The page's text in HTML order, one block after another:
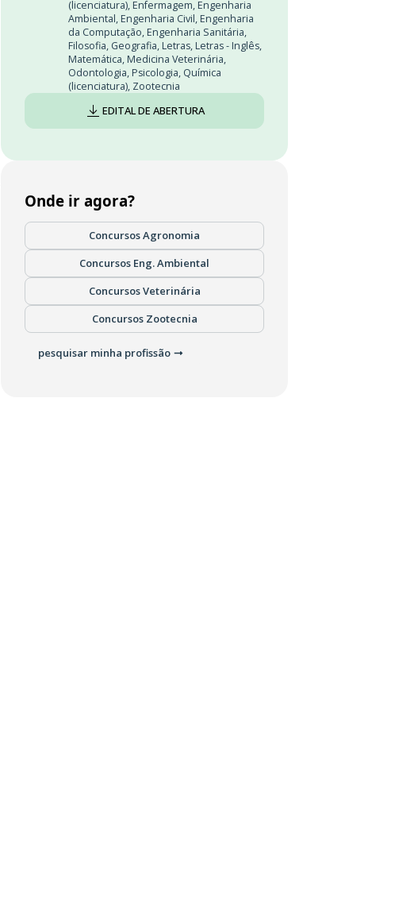
(licenciatura), Enfermagem, Engenharia
Ambiental, Engenharia Civil, Engenharia
da Computação, Engenharia Sanitária,
Filosofia, Geografia, Letras, Letras - Inglês,
Matemática, Medicina Veterinária,
Odontologia, Psicologia, Química
(licenciatura), Zootecnia
EDITAL DE ABERTURA
Onde ir agora?
Concursos Agronomia
Concursos Eng. Ambiental
Concursos Veterinária
Concursos Zootecnia
pesquisar minha profissão